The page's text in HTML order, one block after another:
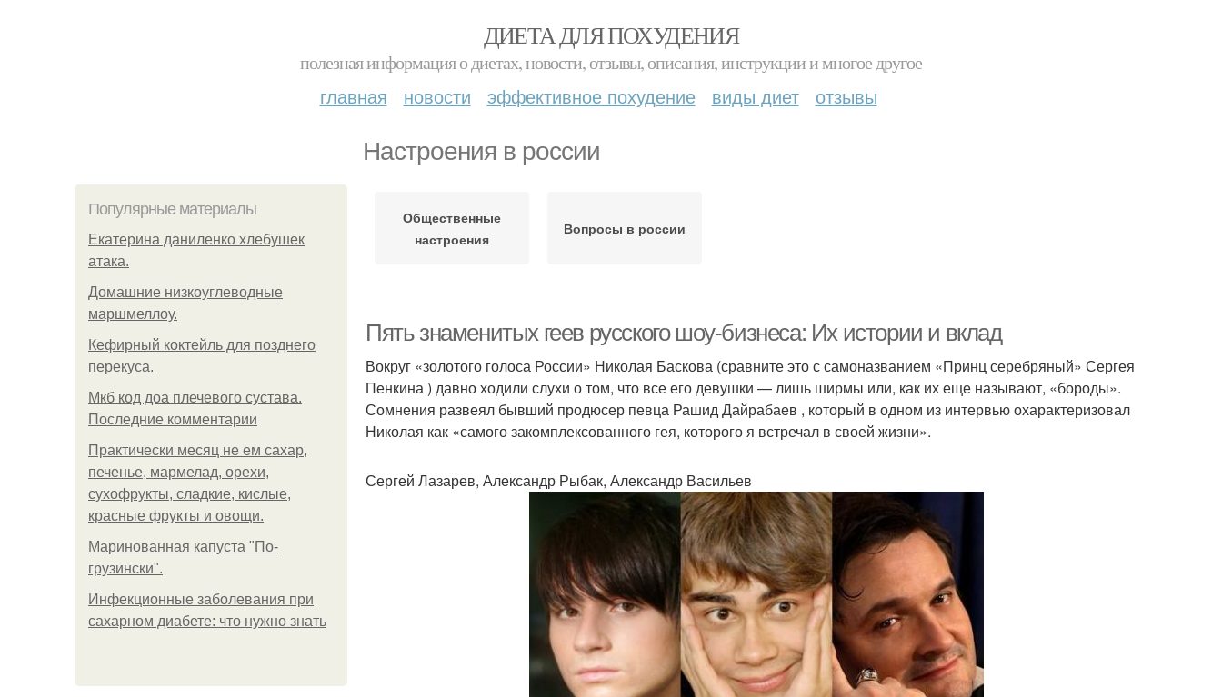
ДИЕТА ДЛЯ ПОХУДЕНИЯ
полезная информация о диетах, новости, отзывы, описания, инструкции и многое другое
главная новости эффективное похудение виды диет отзывы
Настроения в россии
Популярные материалы
Екатерина даниленко хлебушек
атака.
Домашние низкоуглеводные
маршмеллоу.
Кефирный коктейль для позднего
перекуса.
Мкб код доа плечевого сустава.
Последние комментарии
Практически месяц не ем сахар,
печенье, мармелад, орехи,
сухофрукты, сладкие, кислые,
красные фрукты и овощи.
Маринованная капуста "По-
грузински".
Инфекционные заболевания при
сахарном диабете: что нужно знать
Общественные
настроения
Вопросы в россии
Пять знаменитых геев русского шоу-бизнеса: Их истории и вклад
Вокруг «золотого голоса России» Николая Баскова (сравните это с самоназванием «Принц серебряный» Сергея
Пенкина ) давно ходили слухи о том, что все его девушки — лишь ширмы или, как их еще называют, «бороды».
Сомнения развеял бывший продюсер певца Рашид Дайрабаев , который в одном из интервью охарактеризовал
Николая как «самого закомплексованного гея, которого я встречал в своей жизни».
Сергей Лазарев, Александр Рыбак, Александр Васильев